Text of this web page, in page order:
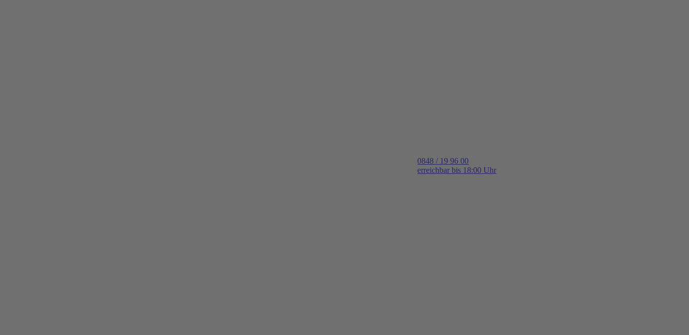
0848 / 19 96 00
erreichbar bis 18:00 Uhr